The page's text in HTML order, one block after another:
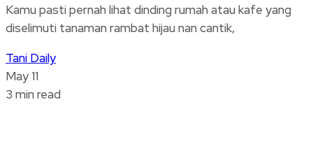
Kamu pasti pernah lihat dinding rumah atau kafe yang
diselimuti tanaman rambat hijau nan cantik,
Tani Daily
May 11
3 min read